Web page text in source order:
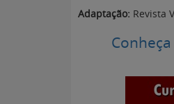
Adaptação: Revista